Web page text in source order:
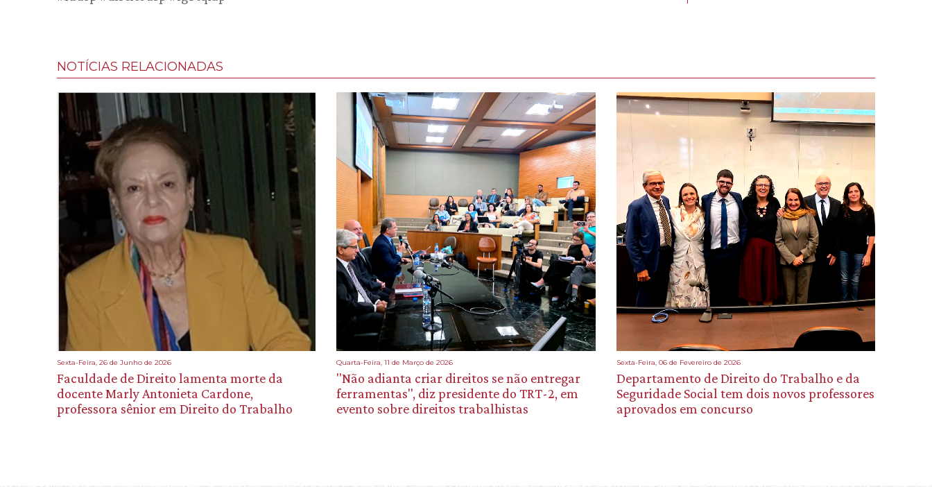
NOTÍCIAS RELACIONADAS
Sexta-Feira, 26 de Junho de 2026
Faculdade de Direito lamenta morte da
docente Marly Antonieta Cardone,
professora sênior em Direito do Trabalho
Quarta-Feira, 11 de Março de 2026
"Não adianta criar direitos se não entregar
ferramentas", diz presidente do TRT-2, em
evento sobre direitos trabalhistas
Sexta-Feira, 06 de Fevereiro de 2026
Departamento de Direito do Trabalho e da
Seguridade Social tem dois novos professores
aprovados em concurso